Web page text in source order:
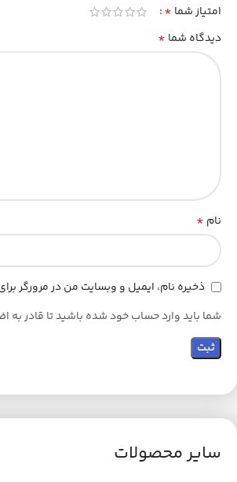
امتیاز شما *
دیدگاه شما *
نام *
ذخیره نام، ایمیل و وبسایت من در مرورگر
شما باید وارد حساب خود شده باشید تا قادر به
سایر محصولات